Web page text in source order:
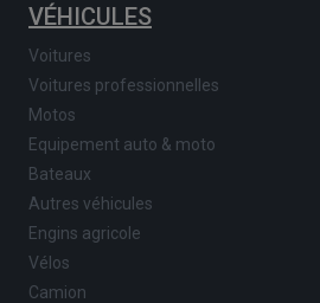
VÉHICULES
Voitures
Voitures professionnelles
Motos
Equipement auto & moto
Bateaux
Autres véhicules
Engins agricole
Vélos
Camion